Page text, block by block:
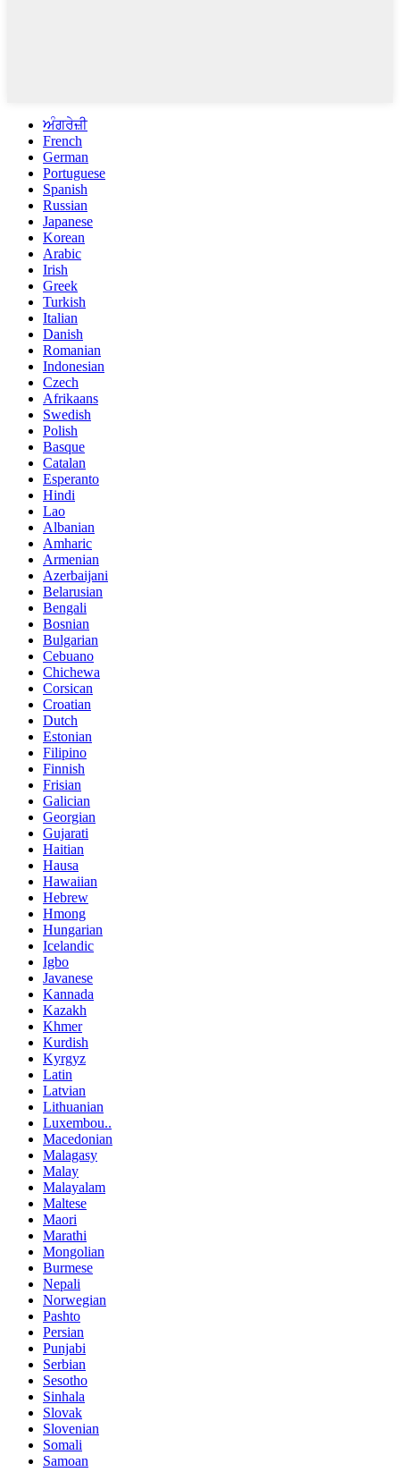
ਅੰਗਰੇਜ਼ੀ
French
German
Portuguese
Spanish
Russian
Japanese
Korean
Arabic
Irish
Greek
Turkish
Italian
Danish
Romanian
Indonesian
Czech
Afrikaans
Swedish
Polish
Basque
Catalan
Esperanto
Hindi
Lao
Albanian
Amharic
Armenian
Azerbaijani
Belarusian
Bengali
Bosnian
Bulgarian
Cebuano
Chichewa
Corsican
Croatian
Dutch
Estonian
Filipino
Finnish
Frisian
Galician
Georgian
Gujarati
Haitian
Hausa
Hawaiian
Hebrew
Hmong
Hungarian
Icelandic
Igbo
Javanese
Kannada
Kazakh
Khmer
Kurdish
Kyrgyz
Latin
Latvian
Lithuanian
Luxembou..
Macedonian
Malagasy
Malay
Malayalam
Maltese
Maori
Marathi
Mongolian
Burmese
Nepali
Norwegian
Pashto
Persian
Punjabi
Serbian
Sesotho
Sinhala
Slovak
Slovenian
Somali
Samoan